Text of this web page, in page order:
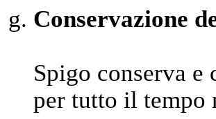
Conservazione
Spigo conserva
per tutto il tempo